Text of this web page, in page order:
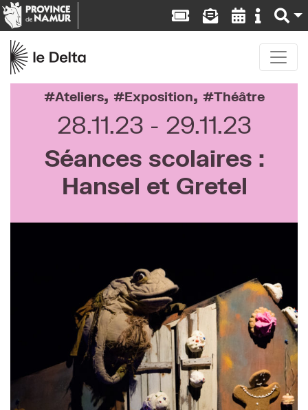
Ateliers, Exposition, Théâtre
28.11.23
29.11.23
Séances scolaires :
Hansel et Gretel